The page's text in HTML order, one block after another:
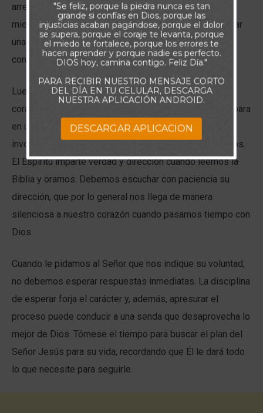
arrepentido de todo pecado. Tratar de escuchar a Dios
mientras hay iniquidad en nuestro corazón es como usar
una brújula imprecisa e indescifrable. Después de
confesar y arrepentirnos, podemos pedir dirección.
Luego, debemos leer la Biblia con regularidad y con un
corazón deseoso y abierto. La Biblia es como una lámpara
en un camino oscuro (Sal 119.105). El último paso
involucra al Espíritu Santo de Dios que mora en nosotros.
El Espíritu imparte verdad y dirección cuando leemos la
Biblia y oramos. Debemos escuchar con paciencia su
dirección, que por lo general nos llega de manera
silenciosa a nuestro corazón cuando pasamos tiempo con
Dios.
Cuando le pidamos al Señor que nos indique su voluntad,
no debemos esperar respuestas inmediatas. La disciplina
de esperar forja el carácter y, además, apresurar el
proceso puede conducir a una senda que desaprovecha lo
mejor de Dios. Tómese el tiempo para buscar el plan del
Señor Jesús para su vida, recordando que Él le dará todo
lo que necesite para seguirle.
"Se feliz, porque la piedra nunca es tan
grande si confías en Dios, porque las
injusticias acaban pagándose, porque el dolor
se supera, porque el coraje te levanta, porque
el miedo te fortalece, porque los errores te
hacen aprender y porque nadie es perfecto.
DIOS hoy, camina contigo. Feliz Día."
PARA RECIBIR NUESTRO MENSAJE CORTO
DEL DÍA EN TU CELULAR, DESCARGA
NUESTRA APLICACIÓN ANDROID.
DESCARGAR APLICACION